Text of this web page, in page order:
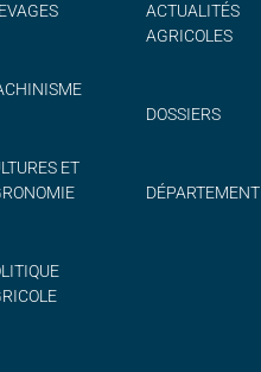
ET
ACTUALITÉS
AGRICOLES
DOSSIERS
DÉPARTEMENT